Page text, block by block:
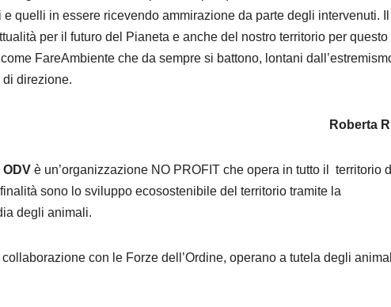
quelli in essere ricevendo ammirazione da parte degli intervenuti. Il
per il futuro del Pianeta e anche del nostro territorio per questo
FareAmbiente che da sempre si battono, lontani
di direzione.
Roberta
è un’organizzazione NO PROFIT che opera in tutto il territorio
sono lo sviluppo ecosostenibile del territorio tramite la
degli animali.
con le Forze dell’Ordine, operano a tutela degli